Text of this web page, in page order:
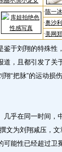
于刘翔的特殊性
，且都引发了关
翔“把脉”的运动
乎在同一时间，
文为刘翔减压，文
能性已经超过卫